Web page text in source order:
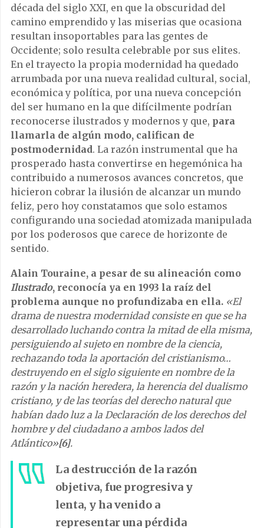
década del siglo XXI, en que la obscuridad del
camino emprendido y las miserias que ocasiona
resultan insoportables para las gentes de
Occidente; solo resulta celebrable por sus elites.
En el trayecto la propia modernidad ha quedado
arrumbada por una nueva realidad cultural, social,
económica y política, por una nueva concepción
del ser humano en la que difícilmente podrían
reconocerse ilustrados y modernos y que, para
llamarla de algún modo, califican de
postmodernidad. La razón instrumental que ha
prosperado hasta convertirse en hegemónica ha
contribuido a numerosos avances concretos, que
hicieron cobrar la ilusión de alcanzar un mundo
feliz, pero hoy constatamos que solo estamos
configurando una sociedad atomizada manipulada
por los poderosos que carece de horizonte de
sentido.
Alain Touraine, a pesar de su alineación como
Ilustrado, reconocía ya en 1993 la raíz del
problema aunque no profundizaba en ella. «El
drama de nuestra modernidad consiste en que se ha
desarrollado luchando contra la mitad de ella misma,
persiguiendo al sujeto en nombre de la ciencia,
rechazando toda la aportación del cristianismo…
destruyendo en el siglo siguiente en nombre de la
razón y la nación heredera, la herencia del dualismo
cristiano, y de las teorías del derecho natural que
habían dado luz a la Declaración de los derechos del
hombre y del ciudadano a ambos lados del
Atlántico»[6].
La destrucción de la razón
objetiva, fue progresiva y
lenta, y ha venido a
representar una pérdida